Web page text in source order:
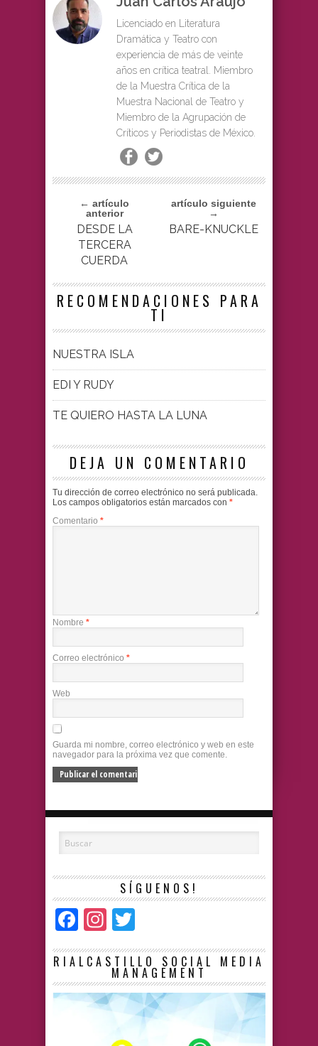
Licenciado en Literatura
Dramática y Teatro con
experiencia de más de veinte
años en crítica teatral. Miembro
de la Muestra Crítica de la
Muestra Nacional de Teatro y
Miembro de la Agrupación de
Críticos y Periodistas de México.
← artículo
anterior
DESDE LA
TERCERA
CUERDA
artículo siguiente
→
BARE-KNUCKLE
RECOMENDACIONES PARA
TI
NUESTRA ISLA
EDI Y RUDY
TE QUIERO HASTA LA LUNA
DEJA UN COMENTARIO
Tu dirección de correo electrónico no será publicada.
Los campos obligatorios están marcados con *
Comentario *
Nombre *
Correo electrónico *
Web
Guarda mi nombre, correo electrónico y web en este
navegador para la próxima vez que comente.
SÍGUENOS!
Facebook
Instagram
RIALCASTILLO SOCIAL MEDIA
MANAGEMENT